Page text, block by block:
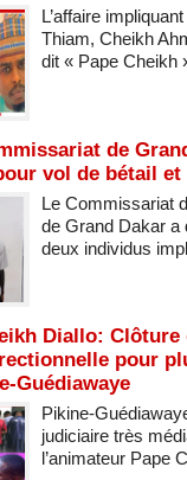
L’affaire
Thiam, Cheikh
dit « Pape Cheikh
de
vol de bétail et
Le Commissariat
de Grand Dakar a
deux individus
Diallo:
pour
Guédiawaye
Pikine-
judiciaire très
l’animateur Pape